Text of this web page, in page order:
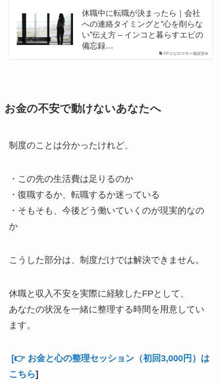
FPエビのマネー相談室☕️
休職中に転職が決まったら｜会社
への連絡タイミングと“心を削らな
い”伝え方 – インコと暮らすエビの
備忘録…
お金の不安で動けないあなたへ
制度のことは分かったけれど、
・この先の生活費は足りるのか
・復職するか、転職するか迷っている
・そもそも、今後どう働いていくのが現実的なの
か
こうした部分は、制度だけでは解決できません。
休職と収入不安を実際に経験したFPとして、
あなたの状況を一緒に整理する時間を用意してい
ます。
[👉 お金と心の整理セッション（初回3,000円）は
こちら]